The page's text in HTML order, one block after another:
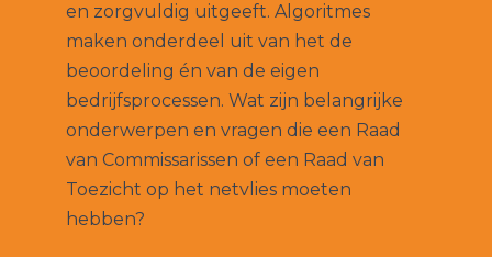
en zorgvuldig uitgeeft. Algoritmes
maken onderdeel uit van het de
beoordeling én van de eigen
bedrijfsprocessen. Wat zijn belangrijke
onderwerpen en vragen die een Raad
van Commissarissen of een Raad van
Toezicht op het netvlies moeten
hebben?